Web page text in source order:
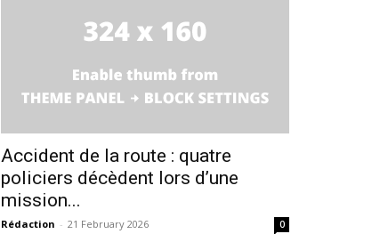
Mon compte
Accident de la route : quatre
policiers décèdent lors d’une
mission...
Rédaction - 21 February 2026 0